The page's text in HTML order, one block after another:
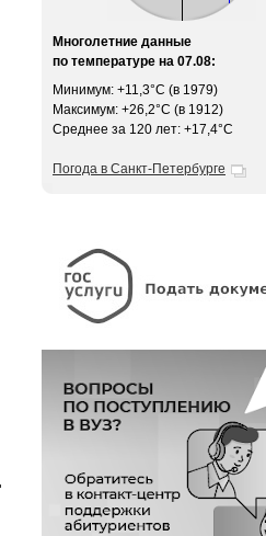
Многолетние данные
по температуре на 07.08:
Минимум: +11,3°C (в 1979)
Максимум: +26,2°C (в 1912)
Среднее за 120 лет: +17,4°C
Погода в Санкт-Петербурге